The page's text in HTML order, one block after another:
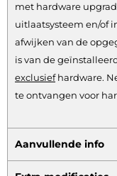
met hardware
uitlaatsysteem en/of
afwijken van de
is van de
exclusiefhardware.
te ontvangen voor
Aanvullende info